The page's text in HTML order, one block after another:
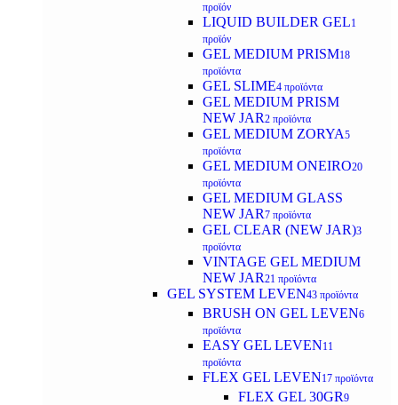
προϊόν
LIQUID BUILDER GEL1
προϊόν
GEL MEDIUM PRISM18
προϊόντα
GEL SLIME4 προϊόντα
GEL MEDIUM PRISM
NEW JAR2 προϊόντα
GEL MEDIUM ZORYA5
προϊόντα
GEL MEDIUM ONEIRO20
προϊόντα
GEL MEDIUM GLASS
NEW JAR7 προϊόντα
GEL CLEAR (NEW JAR)3
προϊόντα
VINTAGE GEL MEDIUM
NEW JAR21 προϊόντα
GEL SYSTEM LEVEN43 προϊόντα
BRUSH ON GEL LEVEN6
προϊόντα
EASY GEL LEVEN11
προϊόντα
FLEX GEL LEVEN17 προϊόντα
FLEX GEL 30GR9